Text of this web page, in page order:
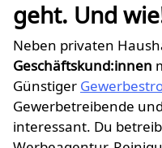
geht. Und
Neben privaten
Geschäftskund:innen
Günstiger
Gewerbetreibende
interessant. Du